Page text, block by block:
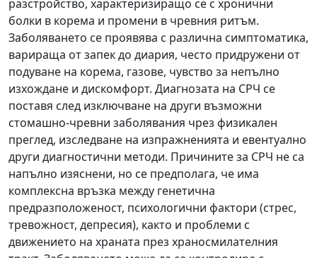
разстройство, характеризиращо се с хронични
болки в корема и промени в чревния ритъм.
Заболяването се проявява с различна симптоматика,
варираща от запек до диария, често придружени от
подуване на корема, газове, чувство за непълно
изхождане и дискомфорт. Диагнозата на СРЧ се
поставя след изключване на други възможни
стомашно-чревни заболявания чрез физикален
преглед, изследване на изпражненията и евентуално
други диагностични методи. Причините за СРЧ не са
напълно изяснени, но се предполага, че има
комплексна връзка между генетична
предразположеност, психологични фактори (стрес,
тревожност, депресия), както и проблеми с
движението на храната през храносмилателния